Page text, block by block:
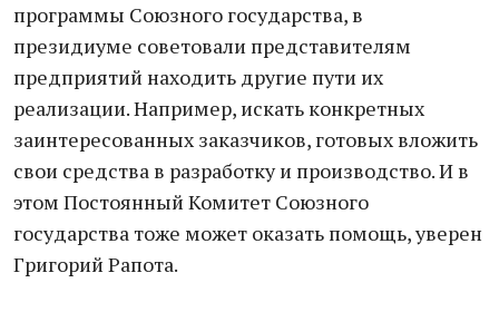
программы Союзного государства, в
президиуме советовали представителям
предприятий находить другие пути их
реализации. Например, искать конкретных
заинтересованных заказчиков, готовых вложить
свои средства в разработку и производство. И в
этом Постоянный Комитет Союзного
государства тоже может оказать помощь, уверен
Григорий Рапота.